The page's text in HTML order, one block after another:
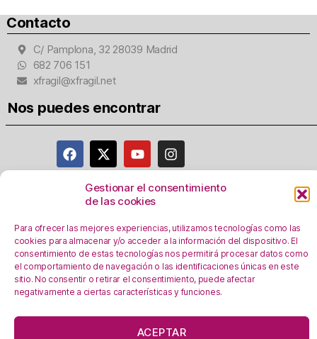
Gestionar el consentimiento
de las cookies
Para ofrecer las mejores experiencias, utilizamos tecnologías como las
cookies para almacenar y/o acceder a la información del dispositivo. El
consentimiento de estas tecnologías nos permitirá procesar datos como
el comportamiento de navegación o las identificaciones únicas en este
sitio. No consentir o retirar el consentimiento, puede afectar
negativamente a ciertas características y funciones.
ACEPTAR
Contacto
C/ Pamplona, 32 28039 Madrid
682 706 151
xfragil@xfragil.net
Nos puedes encontrar
Registro Actividades como responsables del
tratamiento
Política de Cookies
Personalizar Cookies